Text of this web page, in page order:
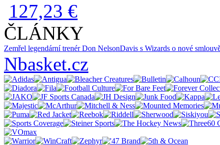
127,23 €
ČLÁNKY
Zemřel legendární trenér Don NelsonDavis s Wizards o nové
Nbasket.cz